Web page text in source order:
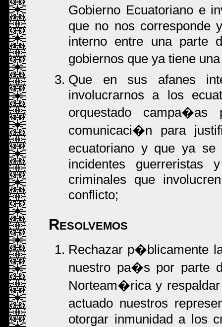
Gobierno Ecuatoriano e
que no nos corresponde
interno entre una parte
gobiernos que ya tiene
Que en sus afanes
involucrarnos a los
orquestado
comunicaci�n para
ecuatoriano y que ya
incidentes guerreristas
criminales que
conflicto;
Resolvemos
Rechazar p�blicamente
nuestro pa�s por parte
Norteam�rica y
actuado nuestros
otorgar inmunidad a los